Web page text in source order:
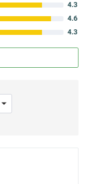
4.3
4.6
4.3